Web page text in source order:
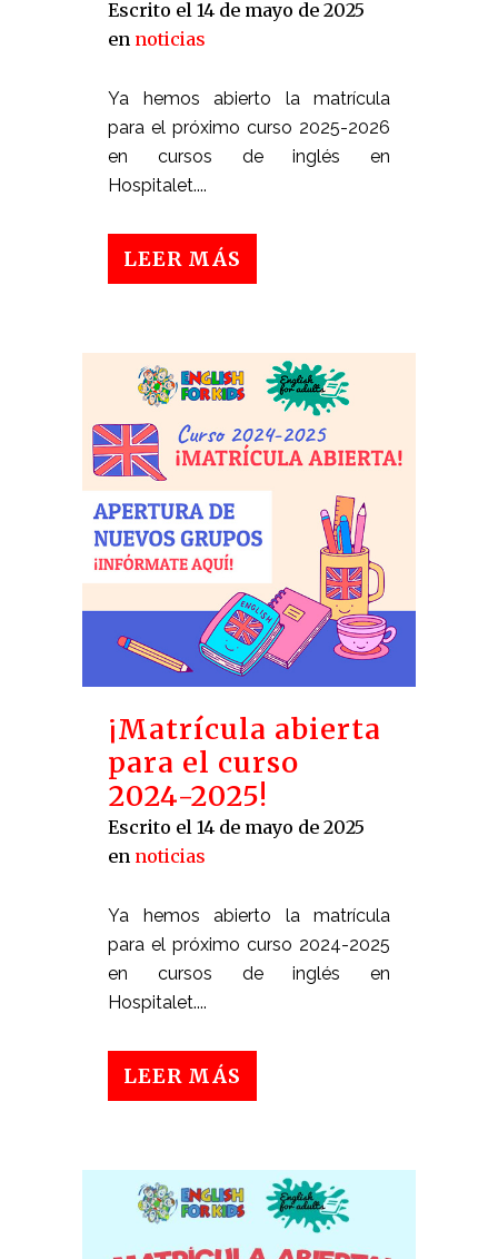
Escrito el 14 de mayo de 2025
en noticias
Ya hemos abierto la matrícula
para el próximo curso 2025-2026
en cursos de inglés en
Hospitalet....
LEER MÁS
¡Matrícula abierta
para el curso
2024-2025!
Escrito el 14 de mayo de 2025
en noticias
Ya hemos abierto la matrícula
para el próximo curso 2024-2025
en cursos de inglés en
Hospitalet....
LEER MÁS